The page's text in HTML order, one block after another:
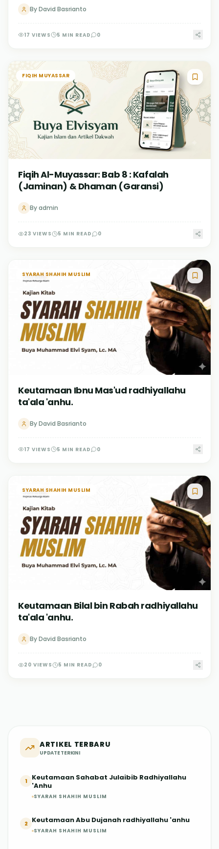
ByDavid Basrianto
17 VIEWS 5 MIN READ 0
FIQIH MUYASSAR
Fiqih Al-Muyassar: Bab 8 : Kafalah
(Jaminan) & Dhaman (Garansi)
Byadmin
23 VIEWS 5 MIN READ 0
SYARAH SHAHIH MUSLIM
Keutamaan Ibnu Mas'ud radhiyallahu
ta'ala 'anhu.
ByDavid Basrianto
17 VIEWS 5 MIN READ 0
SYARAH SHAHIH MUSLIM
Keutamaan Bilal bin Rabah radhiyallahu
ta'ala 'anhu.
ByDavid Basrianto
20 VIEWS 5 MIN READ 0
ARTIKEL TERBARU
UPDATE TERKINI
1
Keutamaan Sahabat Julaibib Radhiyallahu
'Anhu
SYARAH SHAHIH MUSLIM
2 Keutamaan Abu Dujanah radhiyallahu 'anhu
SYARAH SHAHIH MUSLIM